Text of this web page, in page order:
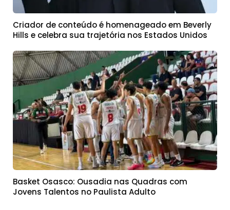
Criador de conteúdo é homenageado em Beverly
Hills e celebra sua trajetória nos Estados Unidos
Basket Osasco: Ousadia nas Quadras com
Jovens Talentos no Paulista Adulto